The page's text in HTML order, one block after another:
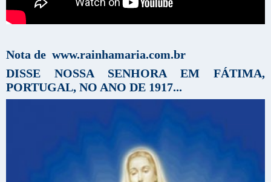
Nota de www.rainhamaria.com.br
DISSE NOSSA SENHORA EM FÁTIMA,
PORTUGAL, NO ANO DE 1917...